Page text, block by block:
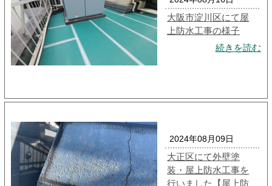
大阪市淀川区にて屋
上防水工事の様子
続きを読む
2024年08月09日
大正区にて外壁塗
装・屋上防水工事を
行いました【屋上防